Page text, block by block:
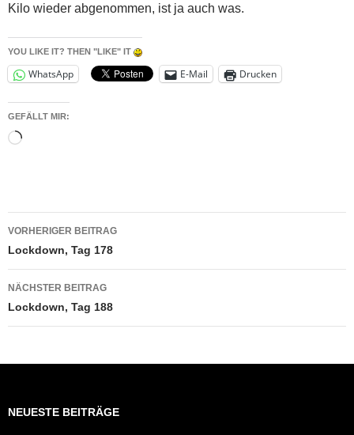
Kilo wieder abgenommen, ist ja auch was.
YOU LIKE IT? THEN "LIKE" IT
WhatsApp E-Mail Drucken
GEFÄLLT MIR:
Wird
Beitragsnavigation
VORHERIGER BEITRAG
Lockdown, Tag 178
NÄCHSTER BEITRAG
Lockdown, Tag 188
NEUESTE BEITRÄGE